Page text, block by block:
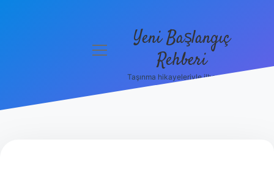
Politikası
menüyü
Yeni Başlangıç
Rehberi
Taşınma hikayeleriyle ilham bul!